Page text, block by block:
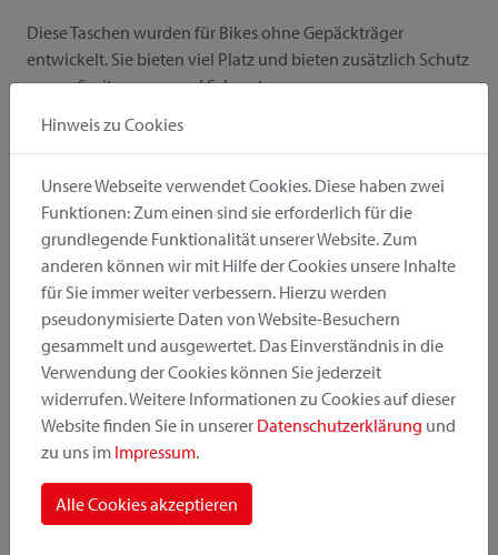
Downloads
Anleitung
Diese Taschen wurden für Bikes ohne Gepäckträger
entwickelt. Sie bieten viel Platz und bieten zusätzlich Schutz
gegen Spritzwasser und Schmutz.
Im Lieferumfang bereits enthalten
Alle Details
Hinweis zu Cookies
Unsere Webseite verwendet Cookies. Diese haben zwei
Funktionen: Zum einen sind sie erforderlich für die
grundlegende Funktionalität unserer Website. Zum
anderen können wir mit Hilfe der Cookies unsere Inhalte
für Sie immer weiter verbessern. Hierzu werden
pseudonymisierte Daten von Website-Besuchern
gesammelt und ausgewertet. Das Einverständnis in die
Verwendung der Cookies können Sie jederzeit
widerrufen. Weitere Informationen zu Cookies auf dieser
Website finden Sie in unserer Datenschutzerklärung und
zu uns im Impressum.
Alle Cookies akzeptieren